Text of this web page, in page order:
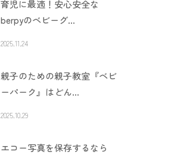
育児に最適！安心安全な
berpyのベビーグ…
2025.11.24
親子のための親子教室『ベビ
ーパーク』はどん…
2025.10.29
エコー写真を保存するなら